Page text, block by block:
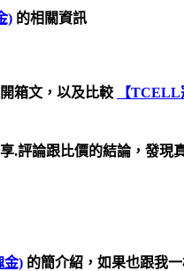
) 的相關資訊
箱文，以及比較 【
.評論跟比價的結論，發現
金) 的簡介紹，如果也跟我